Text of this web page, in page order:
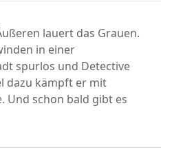
lauert das Grauen.
in einer
spurlos und Detective
dazu kämpft er mit
Und schon bald gibt es